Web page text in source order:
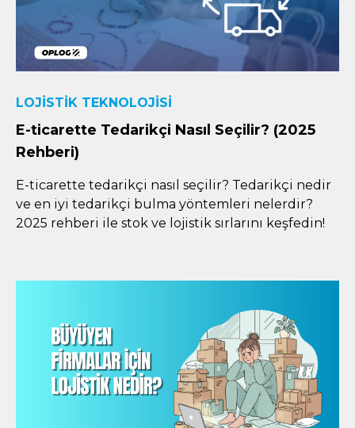
LOJISTIK TEKNOLOJISI
E-ticarette Tedarikçi Nasıl Seçilir? (2025
Rehberi)
E-ticarette tedarikçi nasıl seçilir? Tedarikçi nedir
ve en iyi tedarikçi bulma yöntemleri nelerdir?
2025 rehberi ile stok ve lojistik sırlarını keşfedin!